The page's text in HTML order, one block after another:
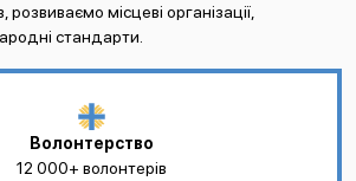
місцеві організації,
стандарти.
Волонтерство
12 000+ волонтерів